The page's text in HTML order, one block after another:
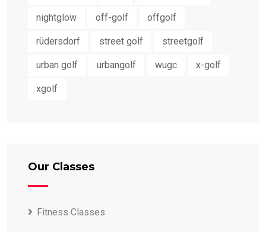
nightglow off-golf offgolf
rüdersdorf street golf streetgolf
urban golf urbangolf wugc x-golf
xgolf
Our Classes
Fitness Classes